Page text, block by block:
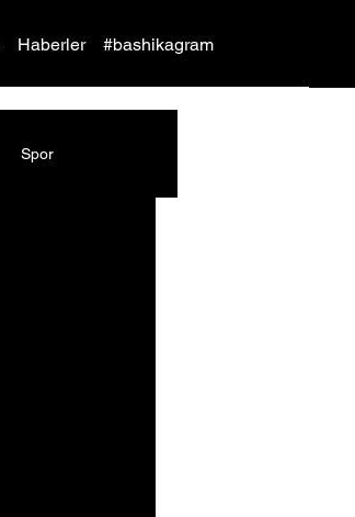
Haberler #bashikagram
Spor